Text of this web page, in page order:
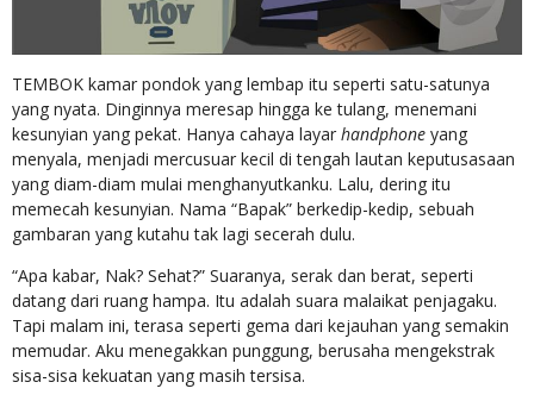
TEMBOK kamar pondok yang lembap itu seperti satu-satunya
yang nyata. Dinginnya meresap hingga ke tulang, menemani
kesunyian yang pekat. Hanya cahaya layar handphone yang
menyala, menjadi mercusuar kecil di tengah lautan keputusasaan
yang diam-diam mulai menghanyutkanku. Lalu, dering itu
memecah kesunyian. Nama “Bapak” berkedip-kedip, sebuah
gambaran yang kutahu tak lagi secerah dulu.
“Apa kabar, Nak? Sehat?” Suaranya, serak dan berat, seperti
datang dari ruang hampa. Itu adalah suara malaikat penjagaku.
Tapi malam ini, terasa seperti gema dari kejauhan yang semakin
memudar. Aku menegakkan punggung, berusaha mengekstrak
sisa-sisa kekuatan yang masih tersisa.